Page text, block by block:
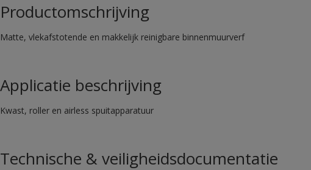
Productomschrijving
Matte, vlekafstotende en makkelijk reinigbare binnenmuurverf
Applicatie beschrijving
Kwast, roller en airless spuitapparatuur
Technische & veiligheidsdocumentatie